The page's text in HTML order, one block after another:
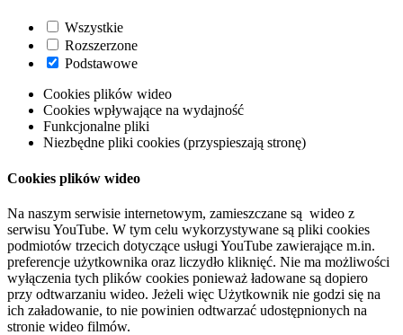
Wszystkie
Rozszerzone
Podstawowe
Cookies plików wideo
Cookies wpływające na wydajność
Funkcjonalne pliki
Niezbędne pliki cookies (przyspieszają stronę)
Cookies plików wideo
Na naszym serwisie internetowym, zamieszczane są wideo z
serwisu YouTube. W tym celu wykorzystywane są pliki cookies
podmiotów trzecich dotyczące usługi YouTube zawierające m.in.
preferencje użytkownika oraz liczydło kliknięć. Nie ma możliwości
wyłączenia tych plików cookies ponieważ ładowane są dopiero
przy odtwarzaniu wideo. Jeżeli więc Użytkownik nie godzi się na
ich załadowanie, to nie powinien odtwarzać udostępnionych na
stronie wideo filmów.